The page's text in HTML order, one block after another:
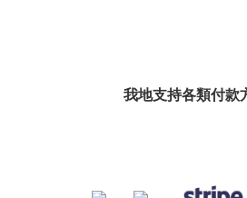
我地支持各類付款